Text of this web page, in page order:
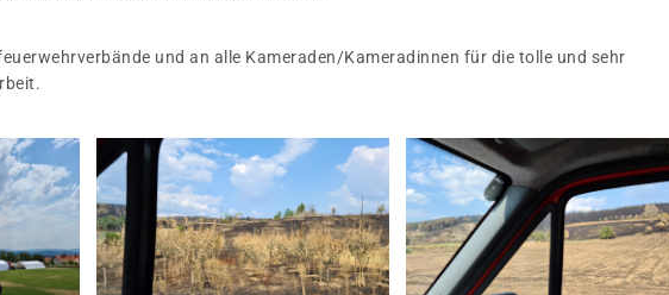
und an alle Kameraden/Kameradinnen für die tolle und sehr